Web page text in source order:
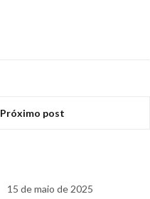
Próximo post
15 de maio de 2025